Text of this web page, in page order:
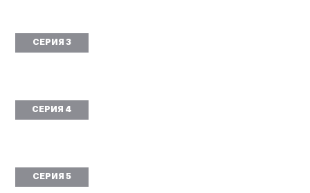
СЕРИЯ 3
СЕРИЯ 4
СЕРИЯ 5